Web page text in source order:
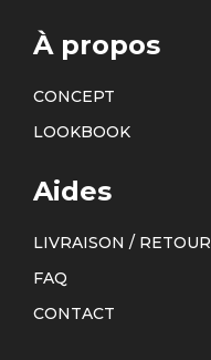
À propos
CONCEPT
LOOKBOOK
Aides
LIVRAISON / RETOUR
FAQ
CONTACT